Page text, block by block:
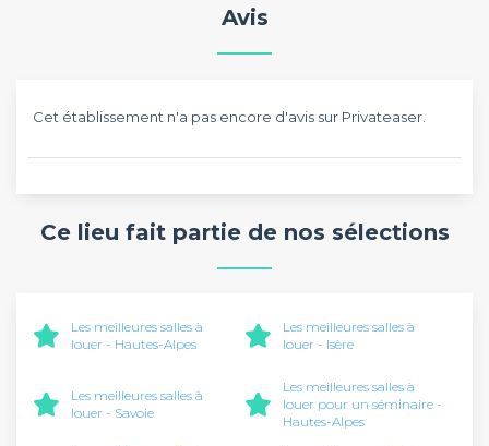
Avis
Cet établissement n'a pas encore d'avis sur Privateaser.
Ce lieu fait partie de nos sélections
Les meilleures salles à
louer - Hautes-Alpes
Les meilleures salles à
louer - Isère
Les meilleures salles à
louer - Savoie
Les meilleures salles à
louer pour un séminaire -
Hautes-Alpes